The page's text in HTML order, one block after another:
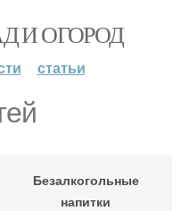
И ОГОРОД
статьи
Безалкогольные
напитки